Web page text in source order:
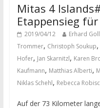
Mitas 4
Etappensieg
2019/04/12 Erhard
Trommer, Christoph Soukup,
Hofer, Jan Skarnitzl, Karen
Kaufmann, Matthias Alberti,
Niklas Schehl, Rebecca
Auf der 73 Kilometer